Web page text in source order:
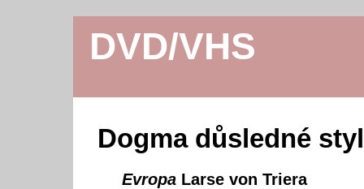
DVD/VHS
Dogma důsledné
Evropa Larse von Triera